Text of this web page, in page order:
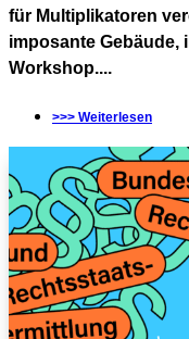
für Multiplikatoren
imposante Gebäude,
Workshop....
>>> Weiterlesen